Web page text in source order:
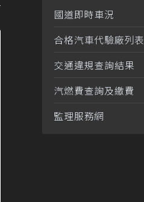
國道即時車況
合格汽車代驗廠列表
交通違規查詢結果
汽燃費查詢及繳費
監理服務網